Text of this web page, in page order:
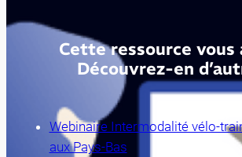
Cette ressource vous
Découvrez-en
Webinaire Intermodalité vélo-
aux Pays-Bas